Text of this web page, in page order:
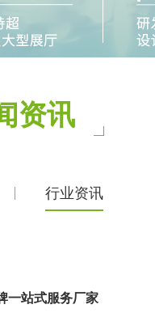
资讯
行业资讯
一站式服务厂家